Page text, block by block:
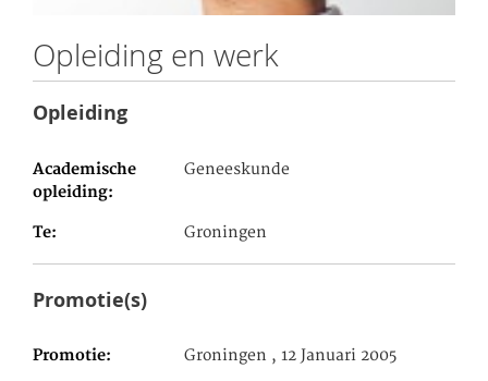
Opleiding en werk
Opleiding
Academische
opleiding
Geneeskunde
Te Groningen
Promotie(s)
Promotie Groningen , 12 Januari 2005